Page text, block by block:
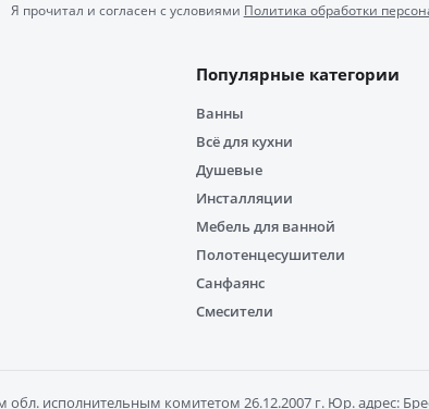
Я прочитал и согласен с условиями Политика обработки
Популярные категории
Ванны
Всё для кухни
Душевые
Инсталляции
Мебель для ванной
Полотенцесушители
Санфаянс
Смесители
исполнительным комитетом 26.12.2007 г. Юр. адрес: